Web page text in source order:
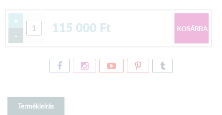
+
-
115 000 Ft
Termékleírás